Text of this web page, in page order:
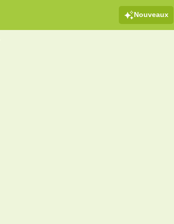
Nouveaux